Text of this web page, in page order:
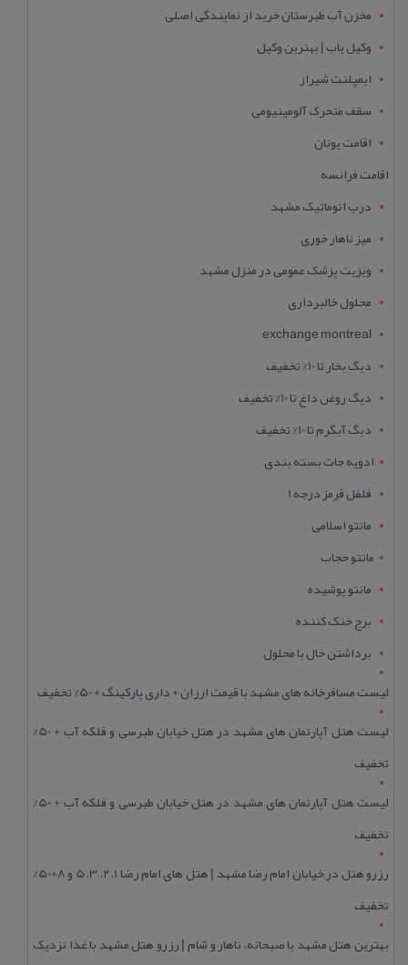
مخزن آب طبرستان خرید از نمایندگی اصلی
وکیل یاب | بهترین وکیل
ایمپلنت شیراز
سقف متحرک آلومینیومی
اقامت یونان
اقامت فرانسه
درب اتوماتیک مشهد
میز ناهار خوری
ویزیت پزشک عمومی در منزل مشهد
محلول خالبرداری
exchange montreal
دیگ بخار تا 10% تخفیف
دیگ روغن داغ تا 10% تخفیف
دیگ آبگرم تا 10% تخفیف
ادویه جات بسته بندی
فلفل قرمز درجه 1
مانتو اسلامی
مانتو حجاب
مانتو پوشیده
برج خنک کننده
برداشتن خال با محلول
لیست مسافرخانه های مشهد با قیمت ارزان + داری پارکینگ + 50% تخفیف
لیست هتل آپارتمان های مشهد در هتل خیابان طبرسی و فلکه آب + 50%
تخفیف
لیست هتل آپارتمان های مشهد در هتل خیابان طبرسی و فلکه آب + 50%
تخفیف
رزرو هتل در خیابان امام رضا مشهد | هتل‌ های امام رضا 1، 2، 3، 5 و 8+50%
تخفیف
بهترین هتل مشهد با صبحانه، ناهار و شام | رزرو هتل مشهد با غذا نزدیک